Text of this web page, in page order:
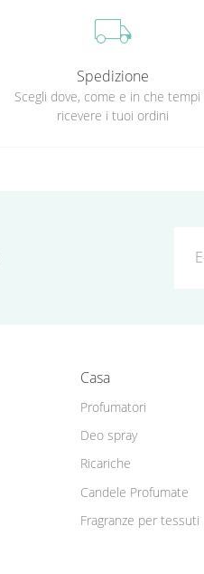
local_shipping
Spedizione
Scegli dove, come e in che tempi
ricevere i tuoi ordini
Casa
Profumatori
Deo spray
Ricariche
Candele Profumate
Fragranze per tessuti